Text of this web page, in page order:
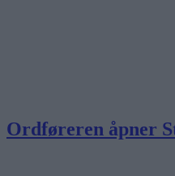
Ordføreren åpner